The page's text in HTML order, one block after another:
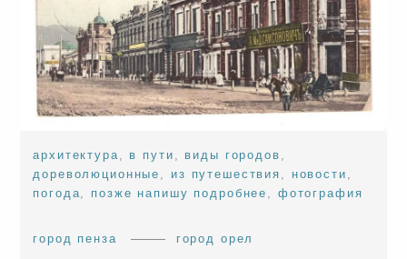
архитектура, в пути , виды городов ,
дореволюционные , из путешествия , новости ,
погода, позже напишу подробнее , фотография
город пенза город орел